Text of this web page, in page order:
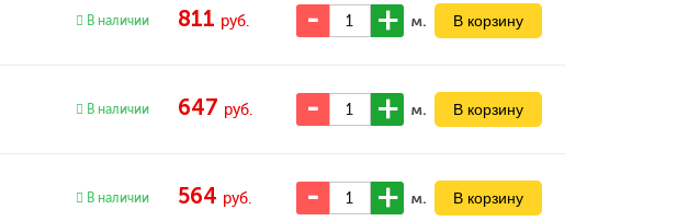
В наличии 811 руб. м.
В наличии 647 руб. м.
В наличии 564 руб. м.